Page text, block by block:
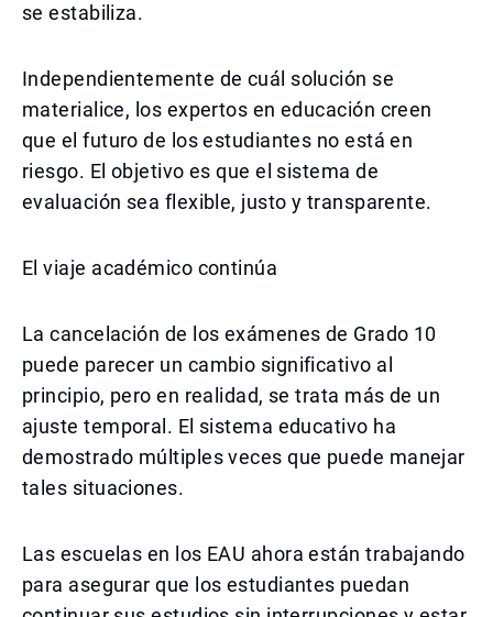
se estabiliza.
Independientemente de cuál solución se
materialice, los expertos en educación creen
que el futuro de los estudiantes no está en
riesgo. El objetivo es que el sistema de
evaluación sea flexible, justo y transparente.
El viaje académico continúa
La cancelación de los exámenes de Grado 10
puede parecer un cambio significativo al
principio, pero en realidad, se trata más de un
ajuste temporal. El sistema educativo ha
demostrado múltiples veces que puede manejar
tales situaciones.
Las escuelas en los EAU ahora están trabajando
para asegurar que los estudiantes puedan